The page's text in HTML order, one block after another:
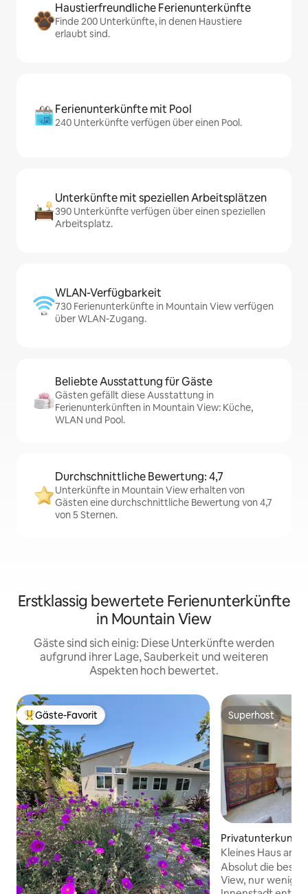
Haustierfreundliche Ferienunterkünfte
Finde 200 Unterkünfte, in denen Haustiere
erlaubt sind.
Ferienunterkünfte mit Pool
240 Unterkünfte verfügen über einen Pool.
Unterkünfte mit speziellen Arbeitsplätzen
390 Unterkünfte verfügen über einen speziellen
Arbeitsplatz.
WLAN-Verfügbarkeit
730 Ferienunterkünfte in Mountain View verfügen
über WLAN-Zugang.
Beliebte Ausstattung für Gäste
Gästen gefällt diese Ausstattung in
Ferienunterkünften in Mountain View: Küche,
WLAN und Pool.
Durchschnittliche Bewertung: 4,7
Unterkünfte in Mountain View erhalten von
Gästen eine durchschnittliche Bewertung von 4,7
von 5 Sternen.
Erstklassig bewertete Ferienunterkünfte
in Mountain View
Gäste sind sich einig: Diese Unterkünfte werden
aufgrund ihrer Lage, Sauberkeit und weiteren
Aspekten hoch bewertet.
Beliebter Gäste-Favorit.
Gäste-Favorit Superhost
Superhost
Privatunterkunft
n View
Kleines Haus am
Innenstadt. Neue
Absolut die beste
View, nur wenige